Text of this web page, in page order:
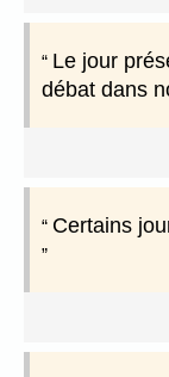
Le jour
débat dans
Certains